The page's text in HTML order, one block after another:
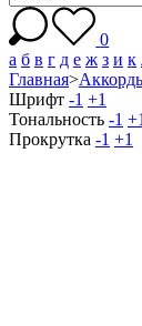
0
а б в г д е ж з и к
Главная>
Шрифт -1 +1
Тональность -1 +1
Прокрутка -1 +1